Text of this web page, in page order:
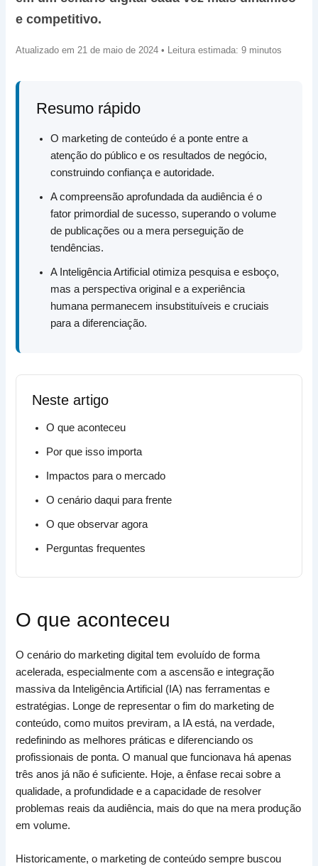
e competitivo.
Atualizado em 21 de maio de 2024 • Leitura estimada: 9 minutos
Resumo rápido
O marketing de conteúdo é a ponte entre a
atenção do público e os resultados de negócio,
construindo confiança e autoridade.
A compreensão aprofundada da audiência é o
fator primordial de sucesso, superando o volume
de publicações ou a mera perseguição de
tendências.
A Inteligência Artificial otimiza pesquisa e esboço,
mas a perspectiva original e a experiência
humana permanecem insubstituíveis e cruciais
para a diferenciação.
Neste artigo
O que aconteceu
Por que isso importa
Impactos para o mercado
O cenário daqui para frente
O que observar agora
Perguntas frequentes
O que aconteceu
O cenário do marketing digital tem evoluído de forma
acelerada, especialmente com a ascensão e integração
massiva da Inteligência Artificial (IA) nas ferramentas e
estratégias. Longe de representar o fim do marketing de
conteúdo, como muitos previram, a IA está, na verdade,
redefinindo as melhores práticas e diferenciando os
profissionais de ponta. O manual que funcionava há apenas
três anos já não é suficiente. Hoje, a ênfase recai sobre a
qualidade, a profundidade e a capacidade de resolver
problemas reais da audiência, mais do que na mera produção
em volume.
Historicamente, o marketing de conteúdo sempre buscou